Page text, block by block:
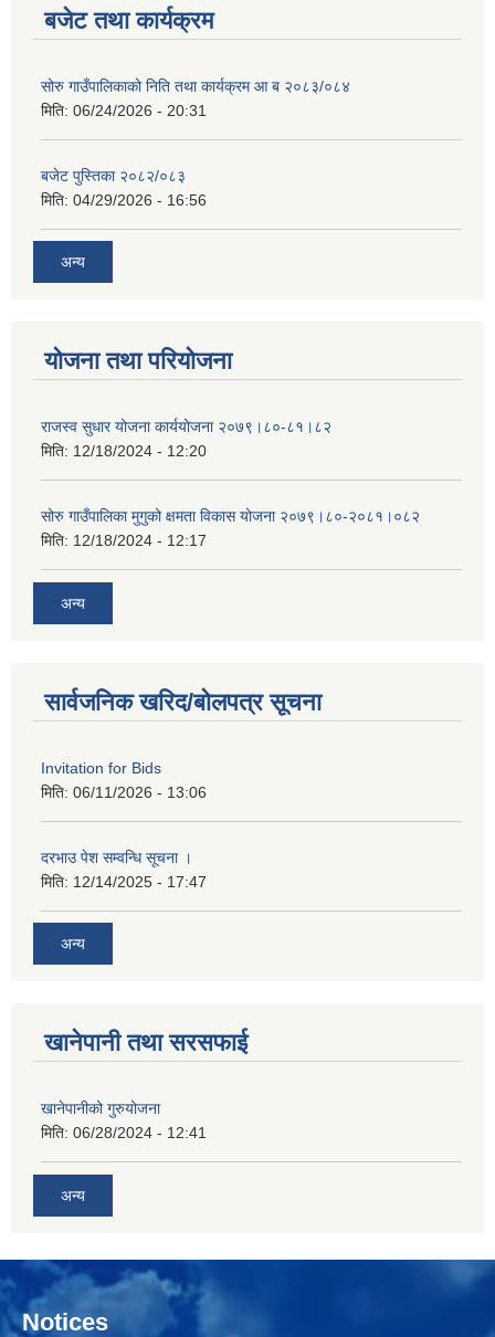
बजेट तथा कार्यक्रम
सोरु गाउँपालिकाको निति तथा कार्यक्रम आ ब २०८३/०८४
मिति: 06/24/2026 - 20:31
बजेट पुस्तिका २०८२/०८३
मिति: 04/29/2026 - 16:56
अन्य
योजना तथा परियोजना
राजस्व सुधार योजना कार्ययोजना २०७९।८०-८१।८२
मिति: 12/18/2024 - 12:20
सोरु गाउँपालिका मुगुको क्षमता विकास योजना २०७९।८०-२०८१।०८२
मिति: 12/18/2024 - 12:17
अन्य
सार्वजनिक खरिद/बोलपत्र सूचना
Invitation for Bids
मिति: 06/11/2026 - 13:06
दरभाउ पेश सम्वन्धि सूचना ।
मिति: 12/14/2025 - 17:47
अन्य
खानेपानी तथा सरसफाई
खानेपानीको गुरुयोजना
मिति: 06/28/2024 - 12:41
अन्य
Notices